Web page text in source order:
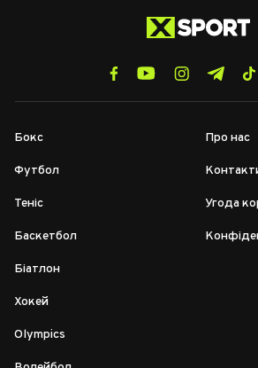
Бокс
Футбол
Теніс
Баскетбол
Біатлон
Хокей
Olympics
Про нас
Угода